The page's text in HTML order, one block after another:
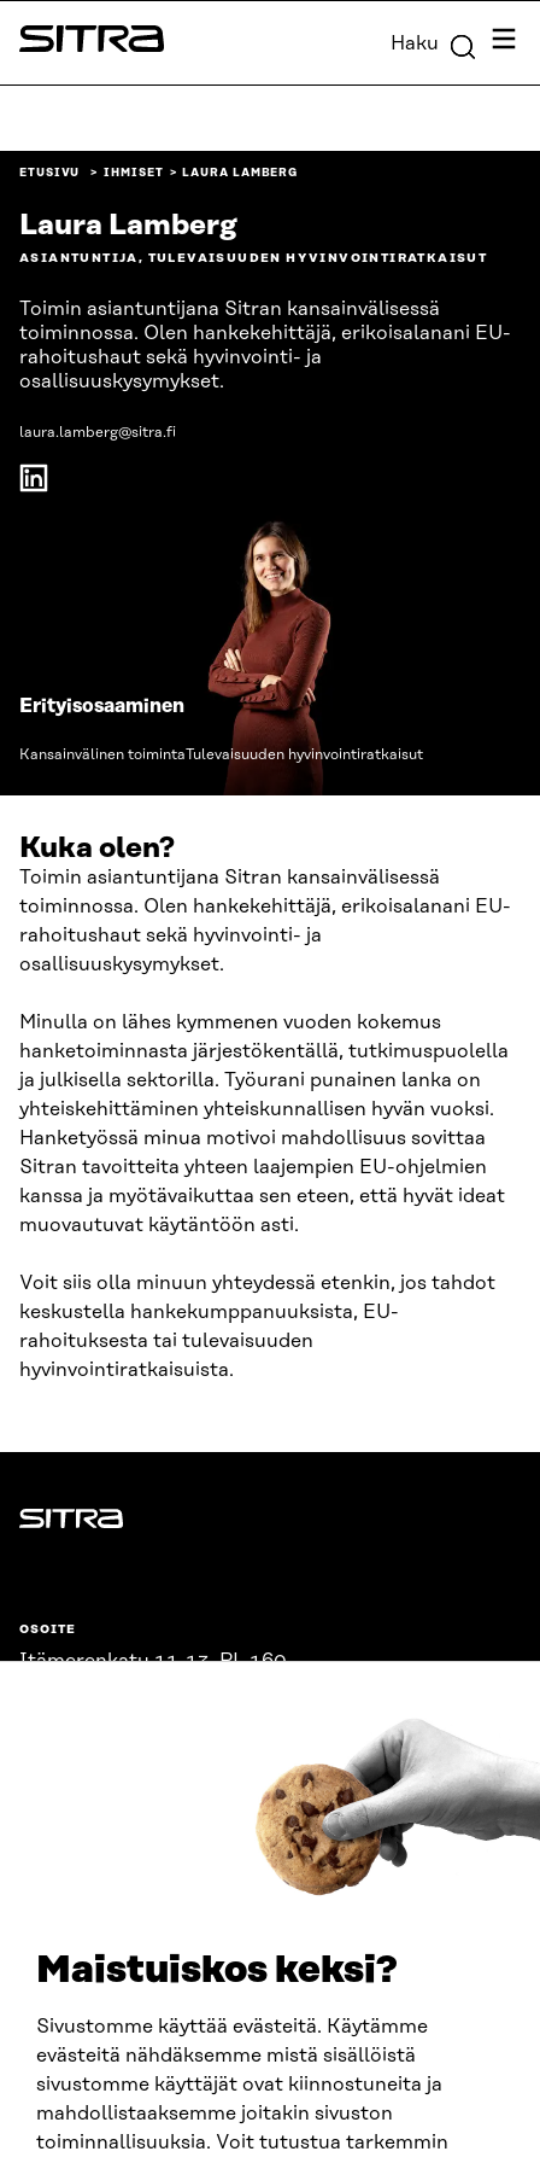
Maistuiskos keksi?
Sivustomme käyttää evästeitä. Käytämme
evästeitä nähdäksemme mistä sisällöistä
sivustomme käyttäjät ovat kiinnostuneita ja
mahdollistaaksemme joitakin sivuston
toiminnallisuuksia. Voit tutustua tarkemmin
Siirry
suoraan
Sitra Haku
ETUSIVU IHMISET LAURA LAMBERG
Laura Lamberg
ASIANTUNTIJA, TULEVAISUUDEN HYVINVOINTIRATKAISUT
Toimin asiantuntijana Sitran kansainvälisessä
toiminnossa. Olen hankekehittäjä, erikoisalanani EU-
rahoitushaut sekä hyvinvointi- ja
osallisuuskysymykset.
laura.lamberg@sitra.fi
Erityisosaaminen
Kansainvälinen toimintaTulevaisuuden hyvinvointiratkaisut
Kuka olen?
Toimin asiantuntijana Sitran kansainvälisessä
toiminnossa. Olen hankekehittäjä, erikoisalanani EU-
rahoitushaut sekä hyvinvointi- ja
osallisuuskysymykset.
Minulla on lähes kymmenen vuoden kokemus
hanketoiminnasta järjestökentällä, tutkimuspuolella
ja julkisella sektorilla. Työurani punainen lanka on
yhteiskehittäminen yhteiskunnallisen hyvän vuoksi.
Hanketyössä minua motivoi mahdollisuus sovittaa
Sitran tavoitteita yhteen laajempien EU-ohjelmien
kanssa ja myötävaikuttaa sen eteen, että hyvät ideat
muovautuvat käytäntöön asti.
Voit siis olla minuun yhteydessä etenkin, jos tahdot
keskustella hankekumppanuuksista, EU-
rahoituksesta tai tulevaisuuden
hyvinvointiratkaisuista.
Sitra
OSOITE
Itämerenkatu 11-13, PL 160,
SITRA SOSIAALISESSA MEDIASSA
LinkedIn
Instagram